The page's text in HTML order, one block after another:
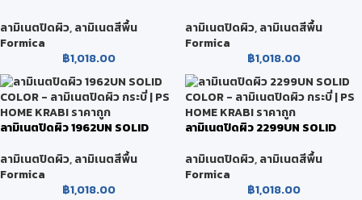
ลามิเนตปิดผิว,ลามิเนตสีพื้น
Formica
฿1,018.00
ลามิเนตปิดผิว,ลามิเนตสีพื้น
Formica
฿1,018.00
ลามิเนตปิดผิว 1962UN SOLID
ลามิเนตปิดผิว,ลามิเนตสีพื้น
Formica
฿1,018.00
ลามิเนตปิดผิว 2299UN SOLID
ลามิเนตปิดผิว,ลามิเนตสีพื้น
Formica
฿1,018.00